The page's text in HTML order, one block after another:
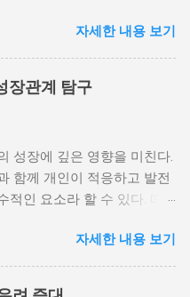
제·군사 체제의 불안정성이
다는 사실은 우리에게 중요
적 불안정성과 내전 발발
성은 내전 발발의 핵심 요인
, 이로 인해 내전의 위험이
경우, 국민들은 정부에 대
제 전복을 위해 무장 세력
적 불안정성이 높은 국가에
발했던 예가 많다. 이러한
지하기 위해서는 먼저 정치
자세한 내용 보기
장관계 탐구
성장에 깊은 영향을 미친다.
함께 개인이 적응하고 발전
적인 요소라 할 수 있다. 따
하다. 사회 변화의 의미와 구
사회의 구조, 문화, 가치관
따라 변화하는 과정을 의미
자세한 내용 보기